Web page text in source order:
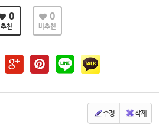
0
추천
0
비추천
수정 삭제